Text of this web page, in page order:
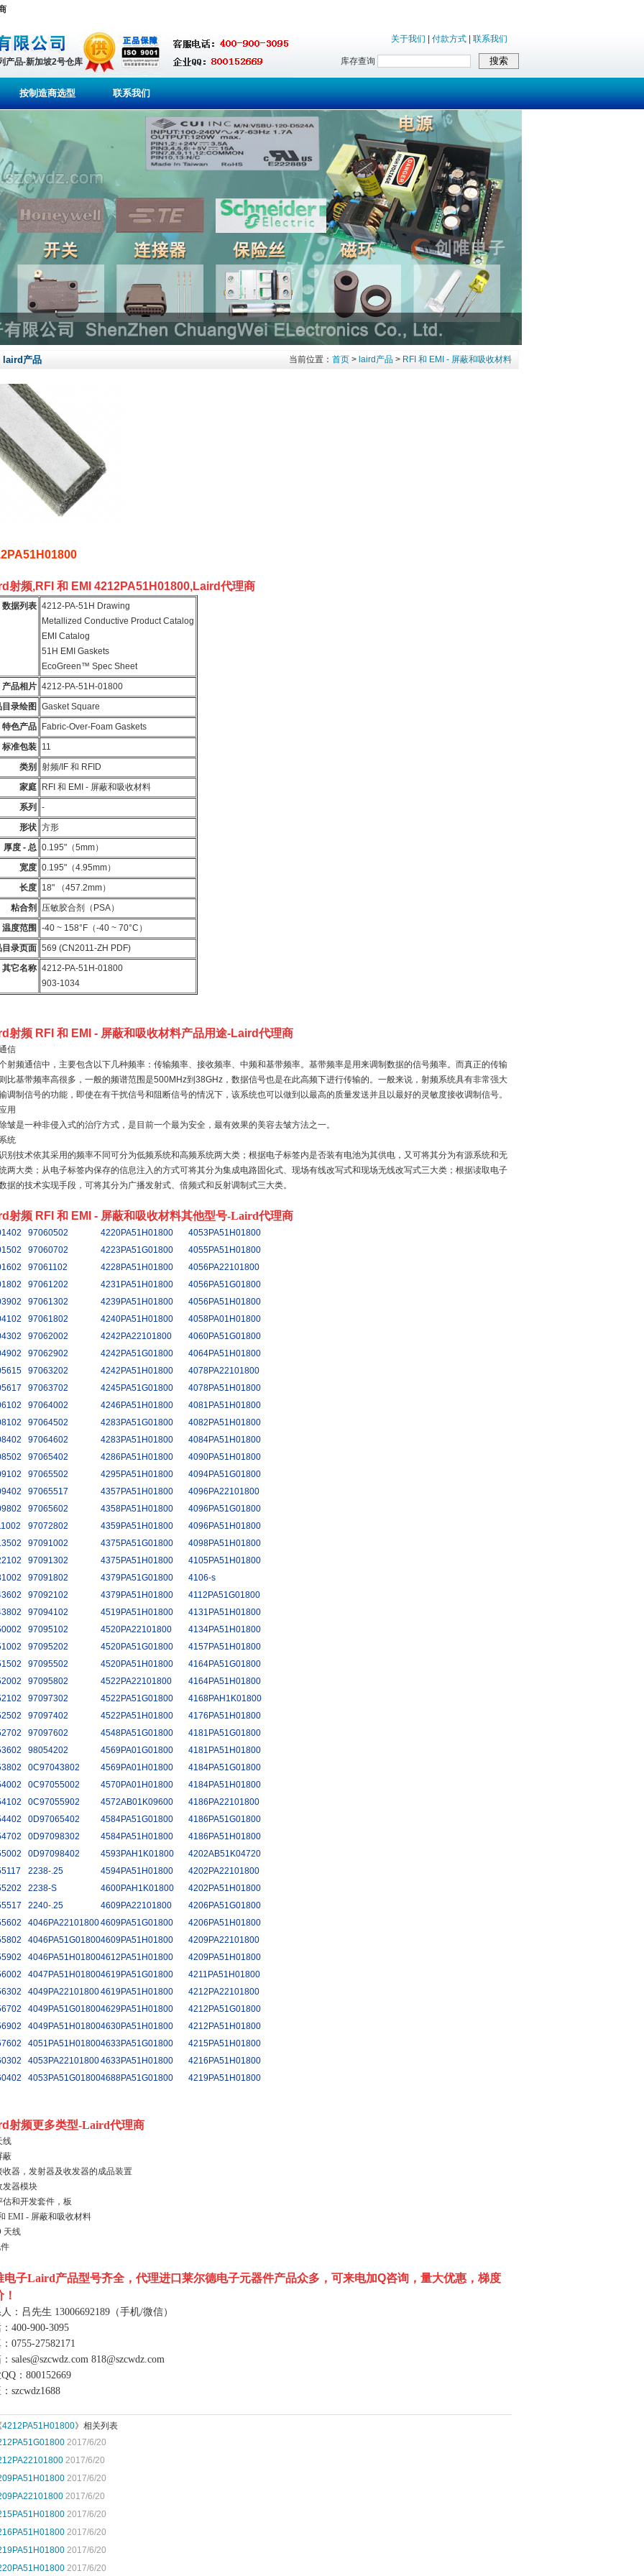
产品-新加坡2号仓库
关于我们 付款方式 联系我们
库存查询
按制造商选型 联系我们
laird产品 当前位置： 首页 > laird产品 > RFI 和 EMI - 屏蔽和吸收材料
射频,RFI 和 EMI 4212PA51H01800,Laird代理商
数据列表 4212-PA-51H Drawing
Metallized Conductive Product Catalog
EMI Catalog
51H EMI Gaskets
EcoGreen™ Spec Sheet
产品相片 4212-PA-51H-01800
录绘图
Gasket Square
特色产品
Fabric-Over-Foam Gaskets
标准包装 11
类别
射频/IF 和 RFID
家庭
RFI 和 EMI - 屏蔽和吸收材料
系列
-
形状 方形
厚度 - 总 0.195"（5mm）
宽度 0.195"（4.95mm）
长度 18" （457.2mm）
粘合剂
压敏胶合剂（PSA）
温度范围
-40 ~ 158°F（-40 ~ 70°C）
目录页面 569 (CN2011-ZH PDF)
其它名称 4212-PA-51H-01800
903-1034
射频 RFI 和 EMI - 屏蔽和吸收材料产品用途-Laird代理商
信
射频通信中，主要包含以下几种频率：传输频率、接收频率、中频和基带频率。基带频率是用来调制数据的信号频率。而真正的传输
比基带频率高很多，一般的频谱范围是500MHz到38GHz，数据信号也是在此高频下进行传输的。一般来说，射频系统具有非常强大
调制信号的功能，即使在有干扰信号和阻断信号的情况下，该系统也可以做到以最高的质量发送并且以最好的灵敏度接收调制信号。
用
皱是一种非侵入式的治疗方式，是目前一个最为安全，最有效果的美容去皱方法之一。
统
别技术依其采用的频率不同可分为低频系统和高频系统两大类；根据电子标签内是否装有电池为其供电，又可将其分为有源系统和无
两大类；从电子标签内保存的信息注入的方式可将其分为集成电路固化式、现场有线改写式和现场无线改写式三大类；根据读取电子
据的技术实现手段，可将其分为广播发射式、倍频式和反射调制式三大类。
射频 RFI 和 EMI - 屏蔽和吸收材料其他型号-Laird代理商
97060502 4220PA51H01800
4053PA51H01800
97060702 4223PA51G01800
4055PA51H01800
97061102 4228PA51H01800
4056PA22101800
97061202 4231PA51H01800
4056PA51G01800
97061302 4239PA51H01800
4056PA51H01800
97061802 4240PA51H01800
4058PA01H01800
97062002 4242PA22101800
4060PA51G01800
97062902 4242PA51G01800
4064PA51H01800
97063202 4242PA51H01800
4078PA22101800
97063702 4245PA51G01800
4078PA51H01800
97064002 4246PA51H01800
4081PA51H01800
97064502 4283PA51G01800
4082PA51H01800
97064602 4283PA51H01800
4084PA51H01800
97065402 4286PA51H01800
4090PA51H01800
97065502 4295PA51H01800
4094PA51G01800
97065517 4357PA51H01800
4096PA22101800
97065602 4358PA51H01800
4096PA51G01800
97072802 4359PA51H01800
4096PA51H01800
97091002 4375PA51G01800
4098PA51H01800
97091302 4375PA51H01800
4105PA51H01800
97091802 4379PA51G01800
4106-s
97092102 4379PA51H01800
4112PA51G01800
97094102 4519PA51H01800
4131PA51H01800
97095102 4520PA22101800
4134PA51H01800
97095202 4520PA51G01800
4157PA51H01800
97095502 4520PA51H01800
4164PA51G01800
97095802 4522PA22101800
4164PA51H01800
97097302 4522PA51G01800
4168PAH1K01800
97097402 4522PA51H01800
4176PA51H01800
97097602 4548PA51G01800
4181PA51G01800
98054202 4569PA01G01800
4181PA51H01800
0C97043802 4569PA01H01800
4184PA51G01800
0C97055002 4570PA01H01800
4184PA51H01800
0C97055902 4572AB01K09600
4186PA22101800
0D97065402 4584PA51G01800
4186PA51G01800
0D97098302 4584PA51H01800
4186PA51H01800
0D97098402 4593PAH1K01800
4202AB51K04720
2238-.25 4594PA51H01800
4202PA22101800
2238-S 4600PAH1K01800
4202PA51H01800
2240-.25 4609PA22101800
4206PA51G01800
4046PA221018004609PA51G01800
4206PA51H01800
4046PA51G018004609PA51H01800
4209PA22101800
4046PA51H018004612PA51H01800
4209PA51H01800
4047PA51H018004619PA51G01800
4211PA51H01800
4049PA221018004619PA51H01800
4212PA22101800
4049PA51G018004629PA51H01800
4212PA51G01800
4049PA51H018004630PA51H01800
4212PA51H01800
4051PA51H018004633PA51G01800
4215PA51H01800
4053PA221018004633PA51H01800
4216PA51H01800
4053PA51G018004688PA51G01800 4219PA51H01800
射频更多类型-Laird代理商
线
蔽
收器，发射器及收发器的成品装置
发器模块
估和开发套件，板
EMI - 屏蔽和吸收材料
天线
电子Laird产品型号齐全，代理进口莱尔德电子元器件产品众多，可来电加Q咨询，量大优惠，梯度
：吕先生 13006692189 （手机/微信）
400-900-3095
0755-27582171
sales@szcwdz.com 818@szcwdz.com
QQ ： 800152669
szcwdz1688
4212PA51H01800》相关列表
2017/6/20
2017/6/20
2017/6/20
2017/6/20
2017/6/20
2017/6/20
2017/6/20
2017/6/20